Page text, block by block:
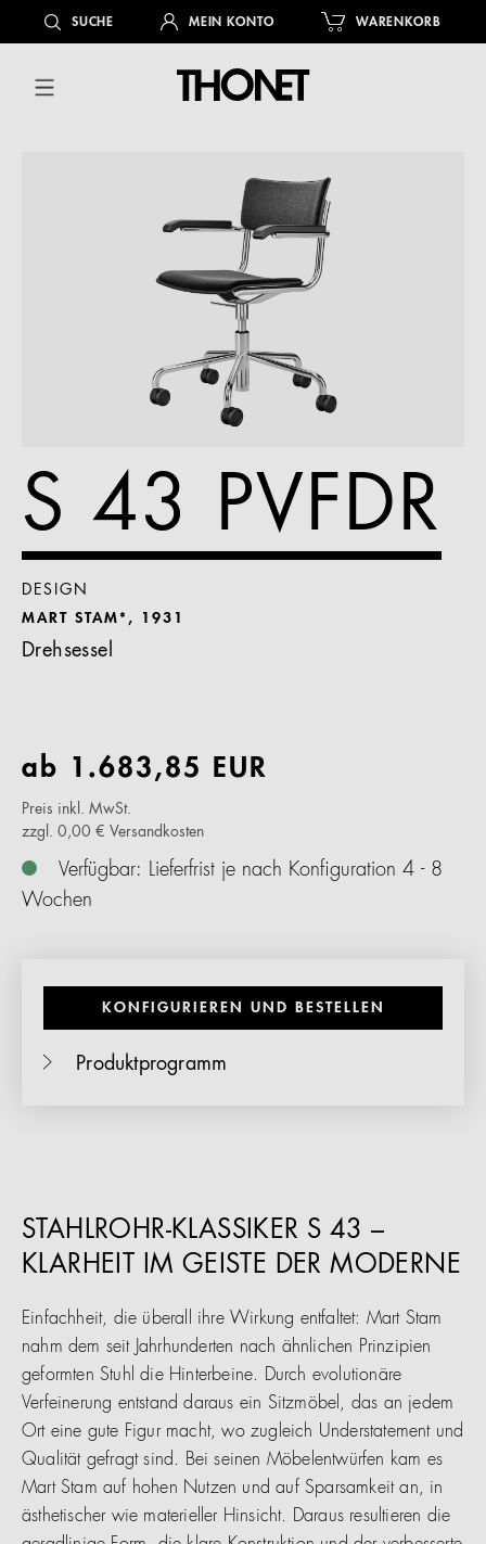
springenSUCHE MEIN KONTO WARENKORB
S 43 PVFDR
DESIGN
MART STAM*, 1931
Drehsessel
ab 1.683,85 EUR
Preis inkl. MwSt.
zzgl. 0,00 € Versandkosten
Verfügbar: Lieferfrist je nach Konfiguration 4 - 8
Wochen
KONFIGURIEREN UND BESTELLEN
Produktprogramm
STAHLROHR-KLASSIKER S 43 –
KLARHEIT IM GEISTE DER MODERNE
Einfachheit, die überall ihre Wirkung entfaltet: Mart Stam
nahm dem seit Jahrhunderten nach ähnlichen Prinzipien
geformten Stuhl die Hinterbeine. Durch evolutionäre
Verfeinerung entstand daraus ein Sitzmöbel, das an jedem
Ort eine gute Figur macht, wo zugleich Understatement und
Qualität gefragt sind. Bei seinen Möbelentwürfen kam es
Mart Stam auf hohen Nutzen und auf Sparsamkeit an, in
ästhetischer wie materieller Hinsicht. Daraus resultieren die